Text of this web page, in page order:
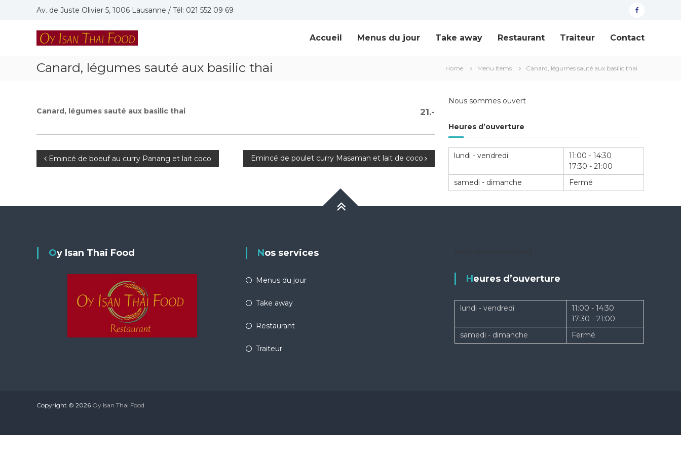
Av. de Juste Olivier 5, 1006 Lausanne / Tél: 021 552 09 69
Oy
Isan
Food
Lausanne
Accueil Menus du jour Take away Restaurant Traiteur Contact
Canard, légumes sauté aux basilic thai Home Menu Items Canard, légumes sauté aux basilic thai
Canard, légumes sauté aux basilic thai 21.-
Navigation
l’article
Emincé de boeuf au curry Panang et lait coco Emincé de poulet curry Masaman et lait de coco
Nous sommes ouvert
Heures d’ouverture
lundi - vendredi
11:00 - 14:30
17:30 - 21:00
samedi - dimanche
Fermé
Oy Isan Thai Food Nos services
Menus du jour
Take away
Restaurant
Traiteur
Heures d’ouverture
lundi - vendredi
11:00 - 14:30
17:30 - 21:00
samedi - dimanche
Fermé
Copyright © 2026 Oy Isan Thai Food